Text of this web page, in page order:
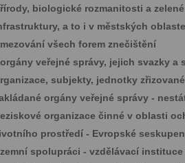
biologické rozmanitosti a zelené
a to i v městských
všech forem znečištění
veřejné správy, jejich svazky a
subjekty, jednotky
orgány veřejné správy -
organizace činné v oblasti
prostředí - Evropské
spolupráci - vzdělávací